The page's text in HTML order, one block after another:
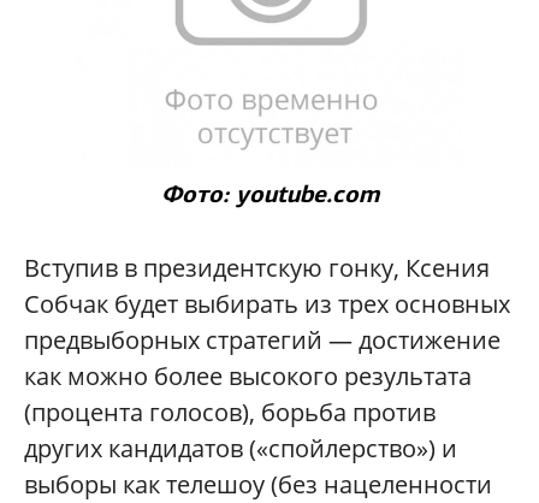
Фото: youtube.com
Вступив в президентскую гонку, Ксения
Собчак будет выбирать из трех основных
предвыборных стратегий — достижение
как можно более высокого результата
(процента голосов), борьба против
других кандидатов («спойлерство») и
выборы как телешоу (без нацеленности